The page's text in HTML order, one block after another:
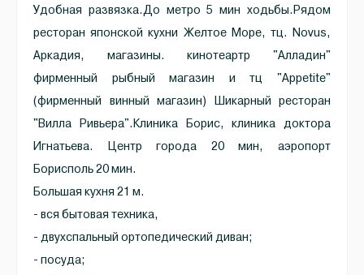
Удобная развязка.До метро 5 мин ходьбы.Рядом
ресторан японской кухни Желтое Море, тц. Novus,
Аркадия, магазины. кинотеартр "Алладин"
фирменный рыбный магазин и тц "Appetite"
(фирменный винный магазин) Шикарный ресторан
"Вилла Ривьера".Клиника Борис, клиника доктора
Игнатьева. Центр города 20 мин, аэропорт
Борисполь 20 мин.
Большая кухня 21 м.
- вся бытовая техника,
- двухспальный ортопедический диван;
- посуда;